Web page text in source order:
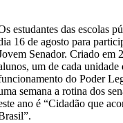
estudantes das escolas
16 de agosto para
Senador. Criado em
um de cada unidade
do Poder
semana a rotina dos
ano é “Cidadão que